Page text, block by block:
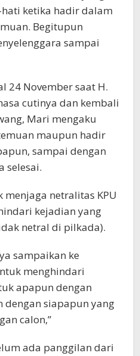
ketika hadir dalam
Begitupun
sampai
24 November saat H.
cutinya dan kembali
Mari mengaku
maupun hadir
sampai dengan
selesai.
netralitas KPU
kejadian yang
netral di pilkada).
sampaikan ke
menghindari
apapun dengan
dengan siapapun yang
calon,”
ada panggilan dari